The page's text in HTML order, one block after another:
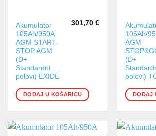
Akumulator
105Ah/950A
AGM START-
STOP AGM
(D+
Standardni
polovi) EXIDE
301,70 €
DODAJ U KOŠARICU
105Ah/
AGM
(D+
polovi)
DODAJ